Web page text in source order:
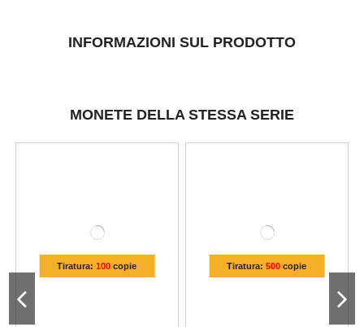
INFORMAZIONI SUL PRODOTTO
MONETE DELLA STESSA SERIE
Tiratura:100 copie Tiratura:500 copie